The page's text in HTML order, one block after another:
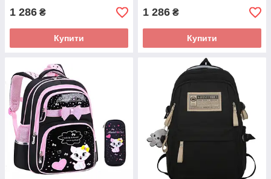
1 286 ₴
Купити
1 286 ₴
Купити